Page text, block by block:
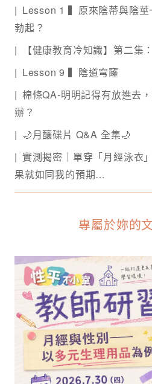
Lesson 1 ▍原來陰蒂與陰莖
勃起？
【健康教育冷知識】第二集
Lesson 9 ▍陰道穹窿
棉條QA-明明記得有放進去
辦？
🌙月釀碟片 Q&A 全集🌙
實測揭密｜單穿「月經泳衣
果就如同我的預期…
專屬於妳的